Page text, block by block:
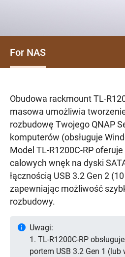
For NAS
Obudowa rackmount TL-
masowa umożliwia
rozbudowę Twojego QNAP
komputerów (obsługuje
Model TL-R1200C-RP
calowych wnęk na dyski
łącznością USB 3.2 Gen 2
zapewniając możliwość
rozbudowy.
Uwagi:
1. TL-R1200C-RP
portem USB 3.2 Gen 1 (lub